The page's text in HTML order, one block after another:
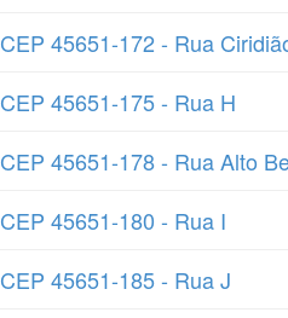
CEP 45651-172 - Rua
CEP 45651-175 - Rua H
CEP 45651-178 - Rua Alto
CEP 45651-180 - Rua I
CEP 45651-185 - Rua J